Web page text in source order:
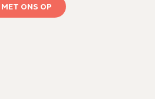
ONS OP